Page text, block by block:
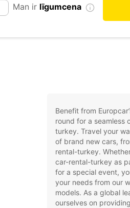
Man ir līgumcena
Benefit from
round for a seamless
turkey. Travel your
of brand new cars,
rental-turkey.
car-rental-turkey as
for a special event,
your needs from our
models. As a global
ourselves on